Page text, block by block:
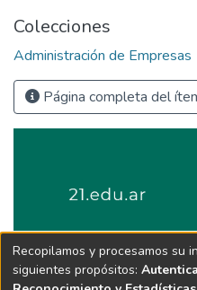
Colecciones
Administración de Empresas
Página completa del
Recopilamos y procesamos su
siguientes propósitos: